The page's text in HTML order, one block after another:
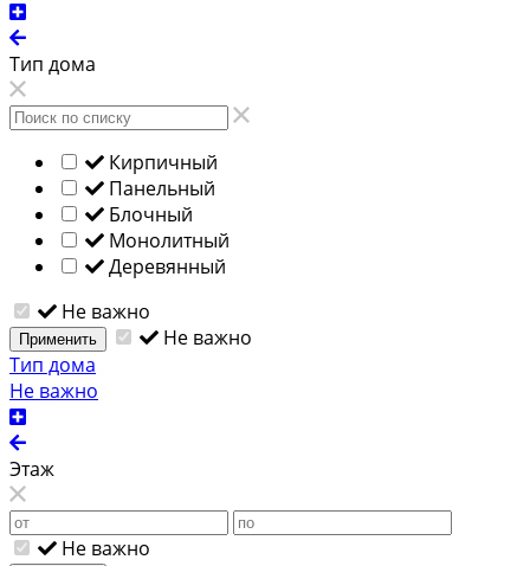
Тип дома
Кирпичный
Панельный
Блочный
Монолитный
Деревянный
Не важно
Применить
Не важно
Тип дома
Не важно
Этаж
Не важно